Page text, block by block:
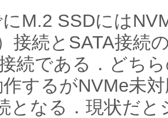
M.2 SSDには
接続とSATA接続
続である．どち
するがNVMe未
となる．現状だ